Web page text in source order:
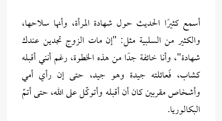
أسمع كثيرًا الحديث حول شهادة المرأة، وأنها سلاحها،
والكثير من السلبية مثل: "إن مات الزوج تجدين عندك
شهادة"، وأنا خائفة جدًا من هذه الخطوة، رغم أنني أقبله
كشاب، فَعائلته جيدة وهو جيد، حتى إن رأي أمي
وأشخاص مقربين كان أن أقبله وأتوكّل على الله، حتى أتمّ
البكالوريا.